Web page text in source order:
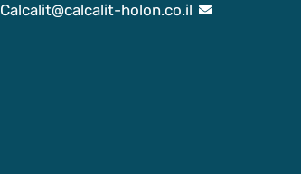
Calcalit@calcalit-holon.co.il